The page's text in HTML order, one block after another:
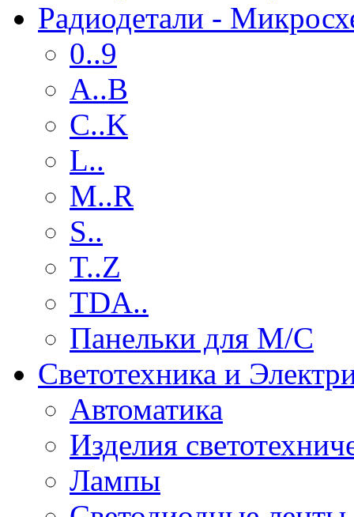
Радиодетали -
0..9
A..B
C..K
L..
M..R
S..
T..Z
TDA..
Панельки для М/С
Светотехника и
Автоматика
Изделия
Лампы